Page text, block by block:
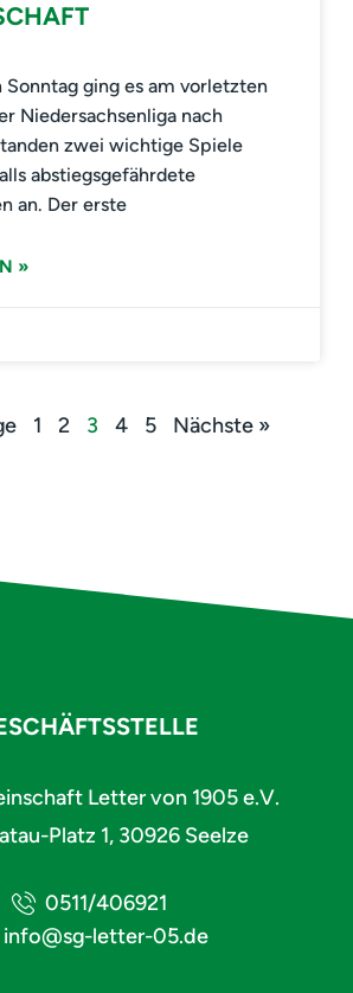
ging es am vorletzten
Niedersachsenliga nach
zwei wichtige Spiele
abstiegsgefährdete
an. Der erste
»
1 2 3 4 5 Nächste »
Letter von 1905 e.V.
Platz 1, 30926 Seelze
0511/406921
info@sg-letter-05.de